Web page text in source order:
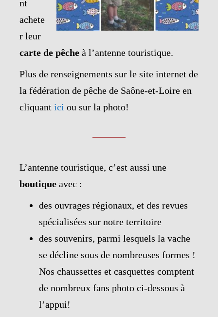
nt
achete
r leur
carte de pêche à l’antenne touristique.
Plus de renseignements sur le site internet de
la fédération de pêche de Saône-et-Loire en
cliquant ici ou sur la photo!
L’antenne touristique, c’est aussi une
boutique avec :
des ouvrages régionaux, et des revues
spécialisées sur notre territoire
des souvenirs, parmi lesquels la vache
se décline sous de nombreuses formes !
Nos chaussettes et casquettes comptent
de nombreux fans photo ci-dessous à
l’appui!